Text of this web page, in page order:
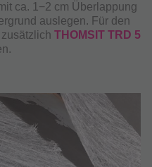
ca. 1−2 cm Überlappung
auslegen. Für den
THOMSIT TRD 5